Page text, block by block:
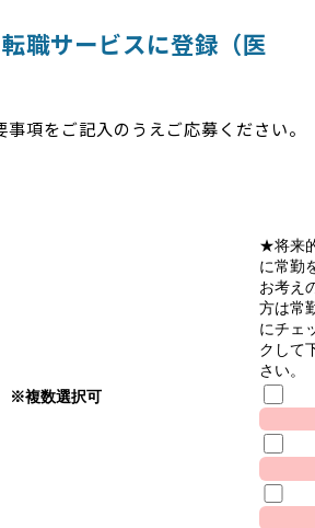
職サービスに登録（医
項をご記入のうえご応募ください。
※複数選択可
★将来
に常勤
お考え
方は常
にチェ
クして
さい。